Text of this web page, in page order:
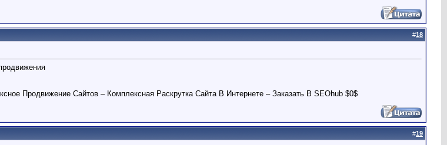
#18
Продвижение Сайтов – Комплексная Раскрутка Сайта В Интернете – Заказать В SEOhub $0$
#19